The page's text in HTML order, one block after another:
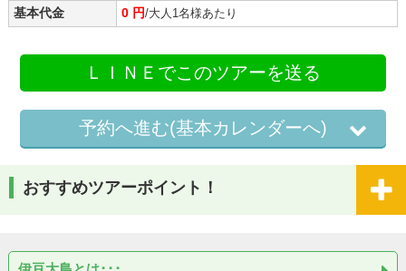
基本代金
0 円/大人1名様あたり
ＬＩＮＥでこのツアーを送る
予約へ進む(基本カレンダーへ)
おすすめツアーポイント！